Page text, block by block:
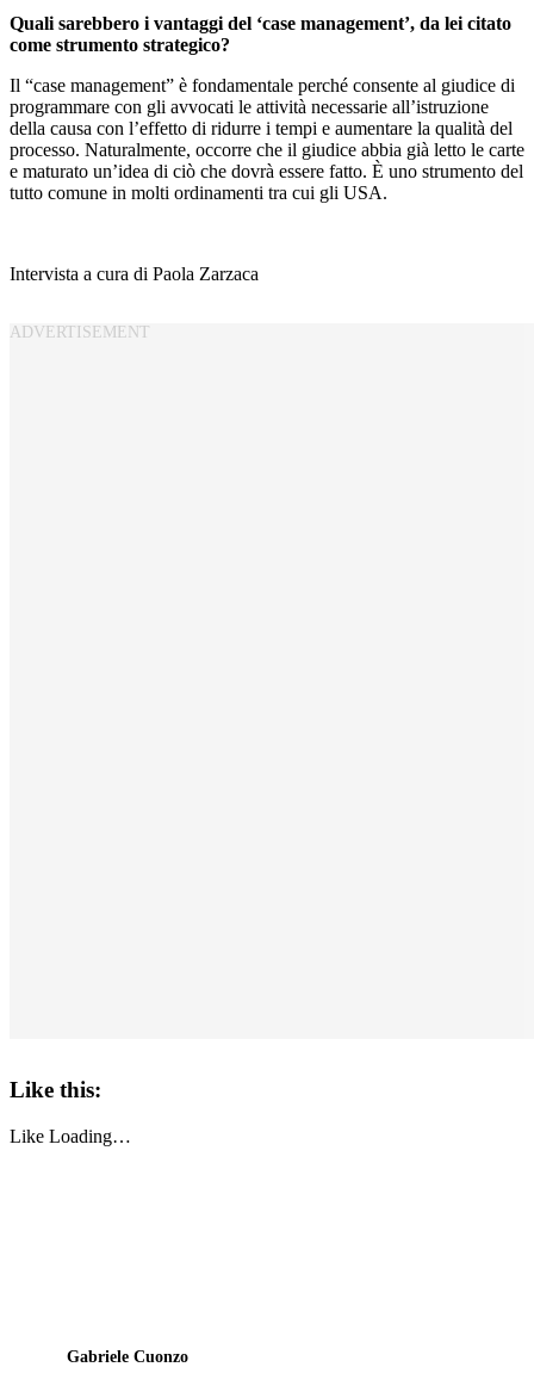
Quali sarebbero i vantaggi del ‘case management’, da lei citato
come strumento strategico?
Il “case management” è fondamentale perché consente al giudice di
programmare con gli avvocati le attività necessarie all’istruzione
della causa con l’effetto di ridurre i tempi e aumentare la qualità del
processo. Naturalmente, occorre che il giudice abbia già letto le carte
e maturato un’idea di ciò che dovrà essere fatto. È uno strumento del
tutto comune in molti ordinamenti tra cui gli USA.
Intervista a cura di Paola Zarzaca
Like this:
Like Loading…
Gabriele Cuonzo